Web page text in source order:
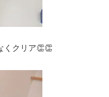
くクリア👏👏